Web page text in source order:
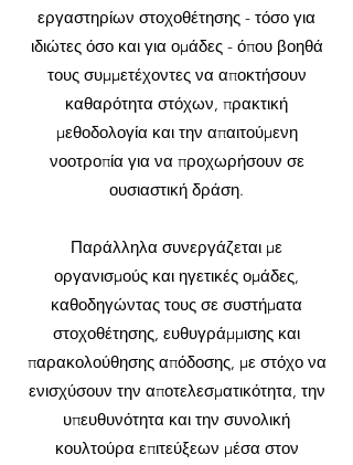
εργαστηρίων στοχοθέτησης - τόσο για
ιδιώτες όσο και για ομάδες - όπου βοηθά
τους συμμετέχοντες να αποκτήσουν
καθαρότητα στόχων, πρακτική
μεθοδολογία και την απαιτούμενη
νοοτροπία για να προχωρήσουν σε
ουσιαστική δράση.
Παράλληλα συνεργάζεται με
οργανισμούς και ηγετικές ομάδες,
καθοδηγώντας τους σε συστήματα
στοχοθέτησης, ευθυγράμμισης και
παρακολούθησης απόδοσης, με στόχο να
ενισχύσουν την αποτελεσματικότητα, την
υπευθυνότητα και την συνολική
κουλτούρα επιτεύξεων μέσα στον